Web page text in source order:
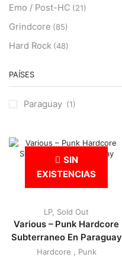
Emo / Post-HC (21)
Grindcore (85)
Hard Rock (48)
Heavy Metal(91)
Otros (38)
Punk(146)
Sludge
(22)
PAÍSES
Paraguay (1)
SIN
EXISTENCIAS
LP, Sold Out
Various – Punk Hardcore
Subterraneo En Paraguay
Hardcore
Punk